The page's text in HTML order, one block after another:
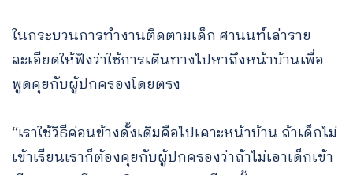
ในกระบวนการทำงานติดตามเด็ก ศานนท์เล่าราย
ละเอียดให้ฟังว่าใช้การเดินทางไปหาถึงหน้าบ้านเพื่อ
พูดคุยกับผู้ปกครองโดยตรง
“เราใช้วิธีค่อนข้างดั้งเดิมคือไปเคาะหน้าบ้าน ถ้าเด็กไม่
เข้าเรียนเราก็ต้องคุยกับผู้ปกครองว่าถ้าไม่เอาเด็กเข้า